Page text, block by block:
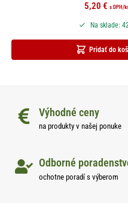
5,20€ s DPH/
Pridať do
Na sklade:
Výhodné ceny
na produkty v našej ponuke
Odborné
ochotne poradí s výberom